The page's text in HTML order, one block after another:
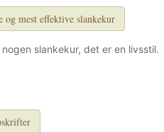
og mest effektive slankekur
slankekur, det er en livsstil.